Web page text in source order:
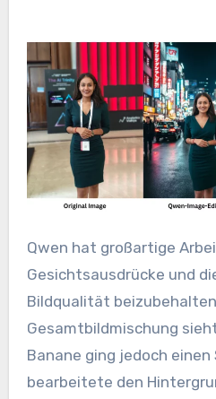
Qwen hat großartige
Gesichtsausdrücke und
Bildqualität
Gesamtbildmischung
Banane ging jedoch
bearbeitete den